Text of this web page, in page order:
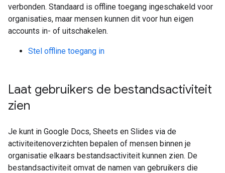
verbonden. Standaard is offline toegang ingeschakeld voor
organisaties, maar mensen kunnen dit voor hun eigen
accounts in- of uitschakelen.
Stel offline toegang in
Laat gebruikers de bestandsactiviteit
zien
Je kunt in Google Docs, Sheets en Slides via de
activiteitenoverzichten bepalen of mensen binnen je
organisatie elkaars bestandsactiviteit kunnen zien. De
bestandsactiviteit omvat de namen van gebruikers die